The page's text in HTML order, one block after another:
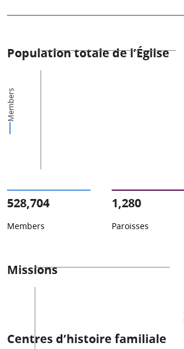
Population totale de l’Église
Members
528,704
Members
1,280
Paroisses
Missions
Centres d’histoire familiale